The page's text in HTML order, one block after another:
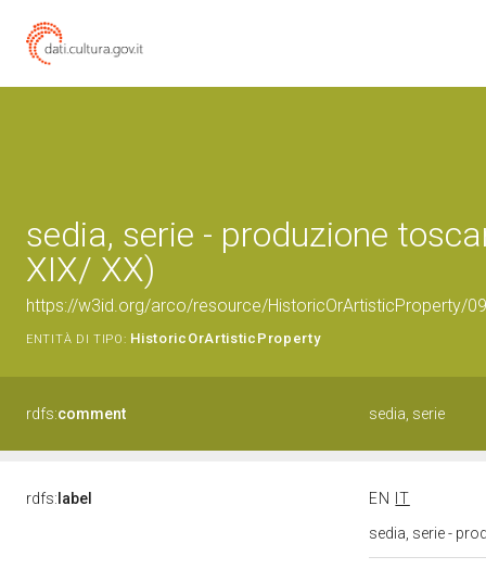
sedia, serie - produzione
XIX/ XX)
https://w3id.org/arco/resource/HistoricOrArtisticProperty/
ENTITÀ DI TIPO: HistoricOrArtisticProperty
rdfs:comment sedia, serie
rdfs: label EN
IT
sedia, serie -